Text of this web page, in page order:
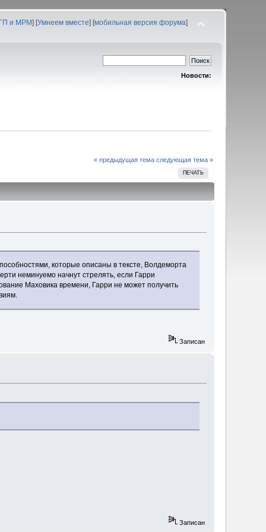
и МРМ] [Умнеем вместе] [мобильная версия форума]
Новости:
« предыдущая тема следующая тема »
ПЕЧАТЬ
которые описаны в тексте, Волдеморта
неминуемо начнут стрелять, если Гарри
Маховика времени, Гарри не может получить
Записан
Записан